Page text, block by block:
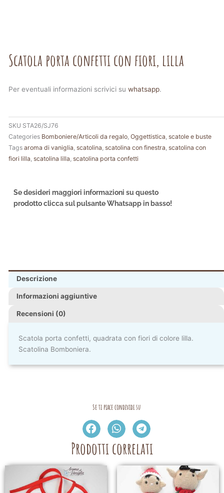
Scatola porta confetti con fiori, lilla
Per eventuali informazioni scrivici su whatsapp.
SKU STA26/SJ76
Categories Bomboniere/Articoli da regalo Oggettistica scatole e buste
Tags aroma di vaniglia scatolina scatolina con finestra scatolina con
fiori lilla scatolina lilla scatolina porta confetti
Se desideri maggiori informazioni su questo
prodotto clicca sul pulsante Whatsapp in basso!
Descrizione
Informazioni aggiuntive
Recensioni (0)
Scatola porta confetti, quadrata con fiori di colore lilla.
Scatolina Bomboniera.
Se ti piace condividi su
Prodotti correlati